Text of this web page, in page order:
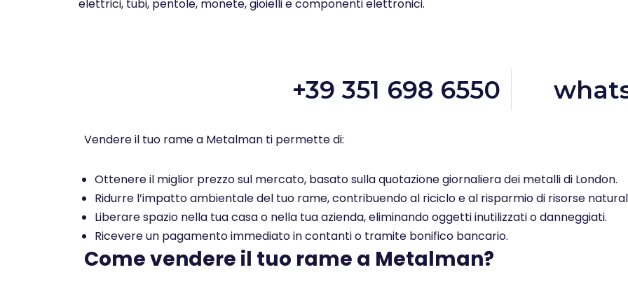
elettrici, tubi, pentole, monete, gioielli e componenti elettronici.
+39 351 698 6550
Vendere il tuo rame a Metalman ti permette di:
Ottenere il miglior prezzo sul mercato, basato sulla quotazione giornaliera dei metalli di London.
Ridurre l’impatto ambientale del tuo rame, contribuendo al riciclo e al risparmio di risorse
Liberare spazio nella tua casa o nella tua azienda, eliminando oggetti inutilizzati o danneggiati.
Ricevere un pagamento immediato in contanti o tramite bonifico bancario.
Come vendere il tuo rame a Metalman?